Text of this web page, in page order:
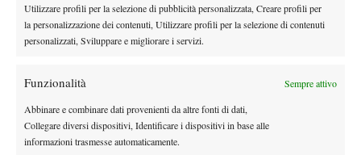
Utilizzare profili per la selezione di pubblicità personalizzata, Creare profili per
la personalizzazione dei contenuti, Utilizzare profili per la selezione di contenuti
personalizzati, Sviluppare e migliorare i servizi.
Funzionalità Sempre attivo
Abbinare e combinare dati provenienti da altre fonti di dati,
Collegare diversi dispositivi, Identificare i dispositivi in base alle
informazioni trasmesse automaticamente.
Masters 1000 Montreal 2026: ritiro per
Auger-Aliassime, Faria lucky loser e cosa
cambia per le scommesse
“Contento del servizio, devo essere più
incisivo sulle palle break”